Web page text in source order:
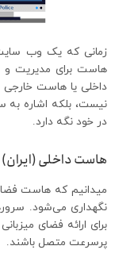
زمانی که یک وب سایت
هاست برای مدیریت و
داخلی یا هاست خارجی
نیست، بلکه اشاره به
در خود نگه دارد.
هاست داخلی (ایران)
میدانیم که هاست
نگهداری می‌شود.
برای ارائه فضای
پرسرعت متصل باشند.